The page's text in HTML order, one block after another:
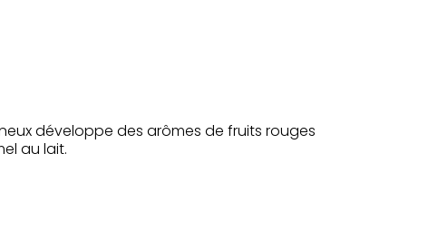
développe des arômes de fruits rouges
au lait.